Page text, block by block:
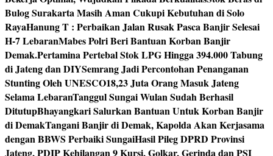
Bulog Surakarta Masih Aman Cukupi Kebutuhan di Solo
RayaHanung T : Perbaikan Jalan Rusak Pasca Banjir Selesai
H-7 LebaranMabes Polri Beri Bantuan Korban Banjir
Demak.Pertamina Pertebal Stok LPG Hingga 394.000 Tabung
di Jateng dan DIYSemrang Jadi Percontohan Penanganan
Stunting Oleh UNESCO18,23 Juta Orang Masuk Jateng
Selama LebaranTanggul Sungai Wulan Sudah Berhasil
DitutupBhayangkari Salurkan Bantuan Untuk Korban Banjir
di DemakTangani Banjir di Demak, Kapolda Akan Kerjasama
dengan BBWS Perbaiki SungaiHasil Pileg DPRD Provinsi
Jateng, PDIP Kehilangan 9 Kursi, Golkar, Gerinda dan PSI